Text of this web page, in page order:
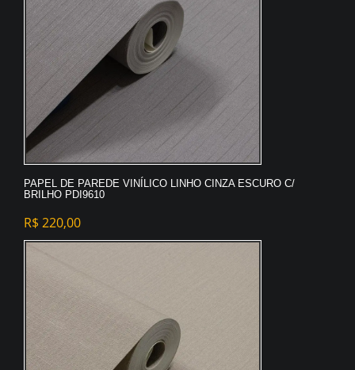
PAPEL DE PAREDE VINÍLICO LINHO CINZA ESCURO C/
BRILHO PDI9610
R$ 220,00